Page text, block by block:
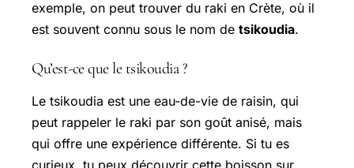
exemple, on peut trouver du raki en Crète, où il
est souvent connu sous le nom de tsikoudia.
Qu’est-ce que le tsikoudia ?
Le tsikoudia est une eau-de-vie de raisin, qui
peut rappeler le raki par son goût anisé, mais
qui offre une expérience différente. Si tu es
curieux, tu peux découvrir cette boisson sur